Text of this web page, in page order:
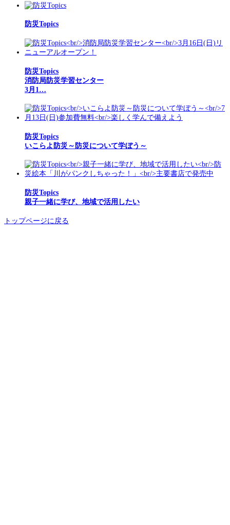
防災Topics
防災Topics
消防局防災学習センター
3月1…
防災Topics
いこらよ防災～防災について学ぼう～
防災Topics
親子一緒に学び、地域で活用したい
トップページに戻る